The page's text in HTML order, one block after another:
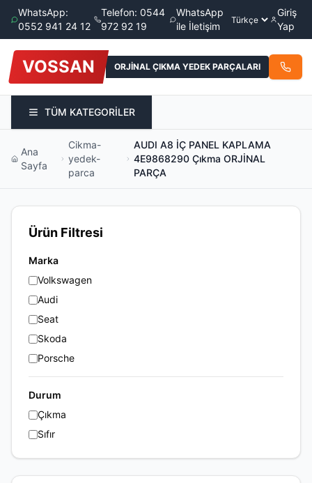
WhatsApp:
0552 941 24 12
Telefon: 0544
972 92 19
WhatsApp
ile İletişim
Giriş
Yap
VOSSAN ORJİNAL ÇIKMA YEDEK PARÇALARI
TÜM KATEGORİLER
Ana
Sayfa
Cikma-
yedek-
parca
AUDI A8 İÇ PANEL KAPLAMA
4E9868290 Çıkma ORJİNAL
PARÇA
Ürün Filtresi
Marka
Volkswagen
Audi
Seat
Skoda
Porsche
Durum
Çıkma
Sıfır